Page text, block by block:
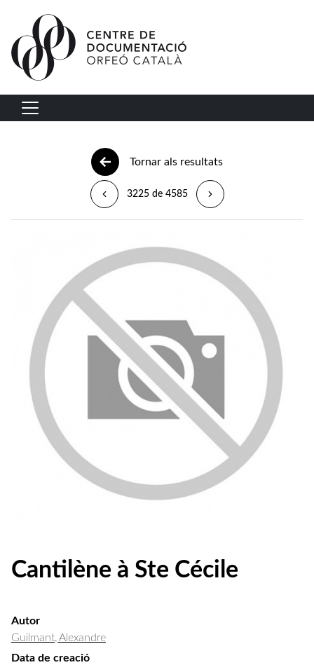
Vés al contingut
Navegació principal
Tornar als resultats
3225 de 4585
Cantilène à Ste Cécile
Autor
Guilmant, Alexandre
Data de creació